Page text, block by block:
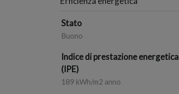
Stato
Buono
Indice di prestazione energetica
(IPE)
189 kWh/m2 anno